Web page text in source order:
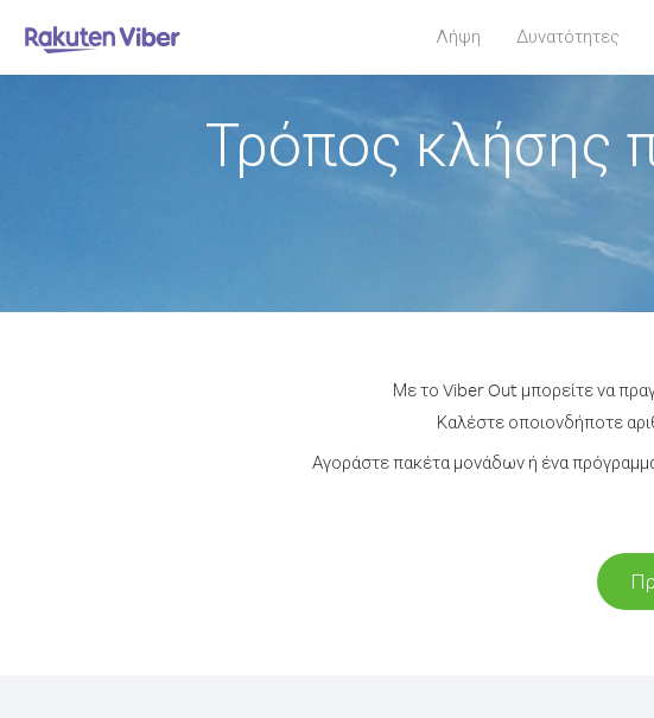
Λήψη Δυνατότητες
Τρόπος κλήσης
Με το Viber Out μπορείτε να
Καλέστε οποιονδήποτε
Αγοράστε πακέτα μονάδων ή ένα